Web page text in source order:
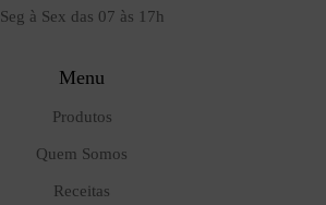
Seg à Sex das 07 às 17h
Menu
Produtos
Quem Somos
Receitas